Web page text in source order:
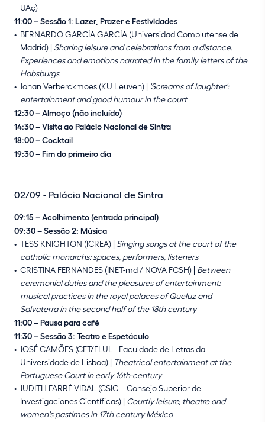
UAç)
11:00 – Sessão 1: Lazer, Prazer e Festividades
BERNARDO GARCÍA GARCÍA (Universidad Complutense de
Madrid) | Sharing leisure and celebrations from a distance.
Experiences and emotions narrated in the family letters of the
Habsburgs
Johan Verberckmoes (KU Leuven) | 'Screams of laughter':
entertainment and good humour in the court
12:30 – Almoço (não incluído)
14:30 – Visita ao Palácio Nacional de Sintra
18:00 – Cocktail
19:30 – Fim do primeiro dia
02/09 - Palácio Nacional de Sintra
09:15 – Acolhimento (entrada principal)
09:30 – Sessão 2: Música
TESS KNIGHTON (ICREA) | Singing songs at the court of the
catholic monarchs: spaces, performers, listeners
CRISTINA FERNANDES (INET-md / NOVA FCSH) | Between
ceremonial duties and the pleasures of entertainment:
musical practices in the royal palaces of Queluz and
Salvaterra in the second half of the 18th century
11:00 – Pausa para café
11:30 – Sessão 3: Teatro e Espetáculo
JOSÉ CAMÕES (CET/FLUL - Faculdade de Letras da
Universidade de Lisboa) | Theatrical entertainment at the
Portuguese Court in early 16th-century
JUDITH FARRÉ VIDAL (CSIC – Consejo Superior de
Investigaciones Científicas) | Courtly leisure, theatre and
women's pastimes in 17th century México